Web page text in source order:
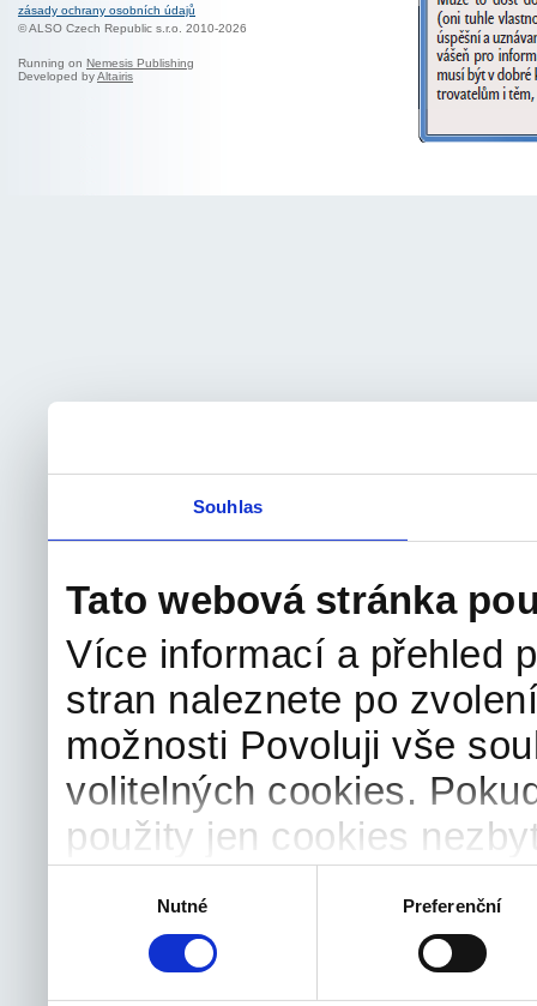
Souhlas
Tato webová stránka
Více informací a přehled
stran naleznete po
možnosti Povoluji vše
volitelných cookies.
použity jen cookies
odvolat.
Nutné Preferenční
zásady ochrany osobních údajů
© ALSO Czech Republic s.r.o. 2010-2026
Running on Nemesis Publishing
Developed byAltairis